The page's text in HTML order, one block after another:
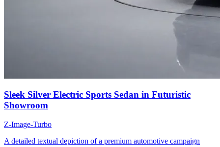
Sleek Silver Electric Sports Sedan in Futuristic
Showroom
Z-Image-Turbo
A detailed textual depiction of a premium automotive campaign